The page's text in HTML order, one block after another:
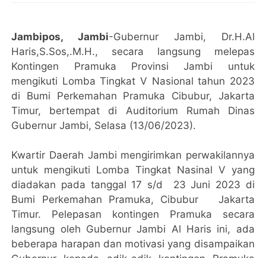
Jambipos, Jambi-Gubernur Jambi, Dr.H.Al
Haris,S.Sos,.M.H., secara langsung melepas
Kontingen Pramuka Provinsi Jambi untuk
mengikuti Lomba Tingkat V Nasional tahun 2023
di Bumi Perkemahan Pramuka Cibubur, Jakarta
Timur, bertempat di Auditorium Rumah Dinas
Gubernur Jambi, Selasa (13/06/2023).
Kwartir Daerah Jambi mengirimkan perwakilannya
untuk mengikuti Lomba Tingkat Nasinal V yang
diadakan pada tanggal 17 s/d 23 Juni 2023 di
Bumi Perkemahan Pramuka, Cibubur Jakarta
Timur. Pelepasan kontingen Pramuka secara
langsung oleh Gubernur Jambi Al Haris ini, ada
beberapa harapan dan motivasi yang disampaikan